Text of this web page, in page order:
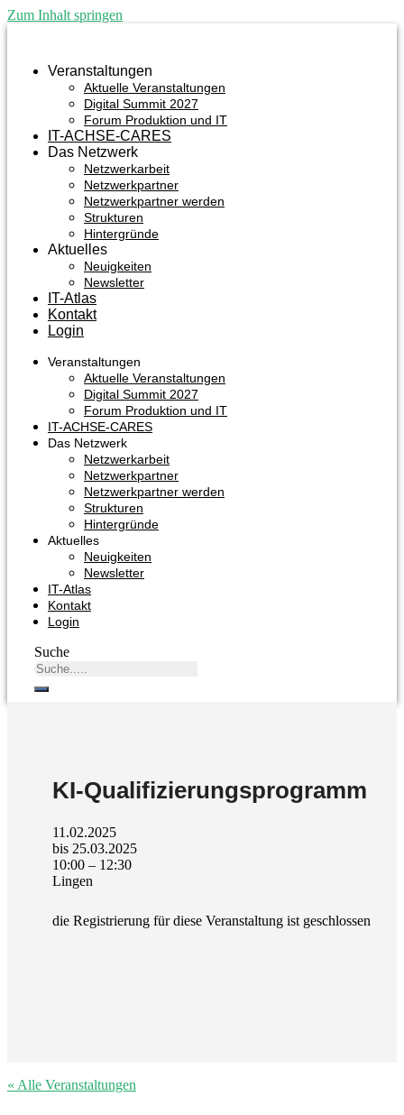
Zum Inhalt springen
Veranstaltungen
Aktuelle Veranstaltungen
Digital Summit 2027
Forum Produktion und IT
IT-ACHSE-CARES
Das Netzwerk
Netzwerkarbeit
Netzwerkpartner
Netzwerkpartner werden
Strukturen
Hintergründe
Aktuelles
Neuigkeiten
Newsletter
IT-Atlas
Kontakt
Login
Veranstaltungen
Aktuelle Veranstaltungen
Digital Summit 2027
Forum Produktion und IT
IT-ACHSE-CARES
Das Netzwerk
Netzwerkarbeit
Netzwerkpartner
Netzwerkpartner werden
Strukturen
Hintergründe
Aktuelles
Neuigkeiten
Newsletter
IT-Atlas
Kontakt
Login
Suche
KI-Qualifizierungsprogramm
11.02.2025
bis 25.03.2025
10:00 – 12:30
Lingen
die Registrierung für diese Veranstaltung ist geschlossen
« Alle Veranstaltungen